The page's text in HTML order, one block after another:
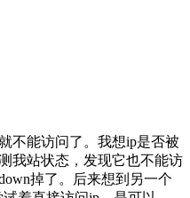
不能访问了。我想ip是否被
我站状态，发现它也不能访
掉了。后来想到另一个